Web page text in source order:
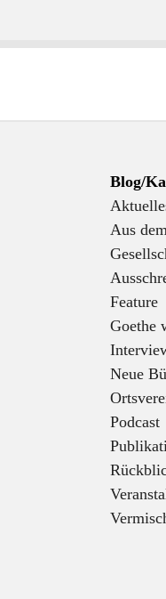
Blog/
Aus
Feature
Goethe
Neue
Podcast